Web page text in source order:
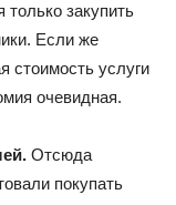
закупить
Если же
стоимость услуги
очевидная.
Отсюда
покупать